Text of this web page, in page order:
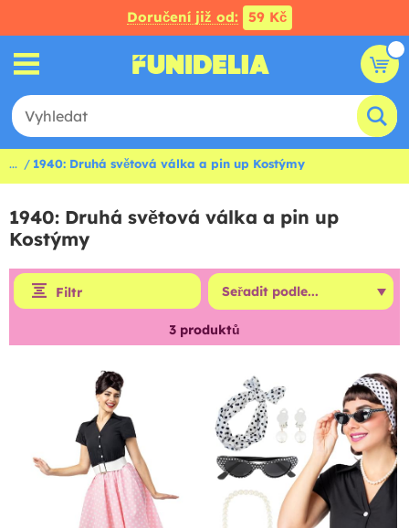
Doručení již od: 59 Kč
... 1940: Druhá světová válka a pin up Kostýmy
1940: Druhá světová válka a pin up
Kostýmy
Filtr
3 produktů